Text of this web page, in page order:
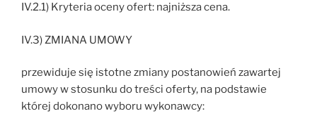
IV.2.1) Kryteria oceny ofert: najniższa cena.
IV.3) ZMIANA UMOWY
przewiduje się istotne zmiany postanowień zawartej
umowy w stosunku do treści oferty, na podstawie
której dokonano wyboru wykonawcy: